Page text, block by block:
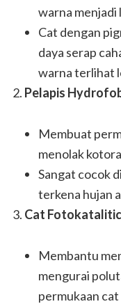
warna menjadi
Cat dengan
daya serap
warna terlihat
Pelapis
Membuat
menolak
Sangat cocok
terkena hujan
Cat
Membantu
mengurai
permukaan